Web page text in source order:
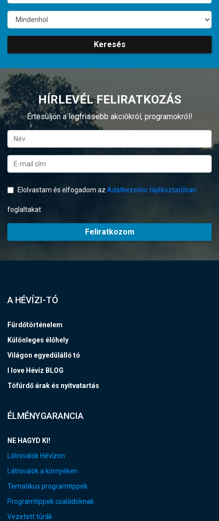
Keresés
HÍRLEVÉL FELIRATKOZÁS
Értesüljön a legfrissebb akciókról, programokról!
Elolvastam és elfogadom az Adatkezelési tájékoztatóban
foglaltakat
Feliratkozom
A HÉVÍZI-TÓ
Fürdőtörténelem
Különleges élőhely
Világon egyedülálló tó
I love Hévíz BLOG
Tófürdő árak és nyitvatartás
ÉLMÉNYGARANCIA
NE HAGYD KI!
Látnivalók Hévízen
Látnivalók a környéken
Tematikus programtippek
Programtippek családoknak
Vezetett túrák